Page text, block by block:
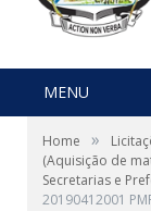
MENU
Home »
(Aquisição de
Secretarias e
20190412001